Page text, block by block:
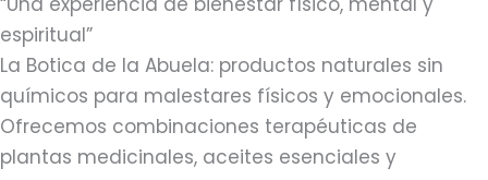
espiritual”
La Botica de la Abuela: productos naturales sin
químicos para malestares físicos y emocionales.
Ofrecemos combinaciones terapéuticas de
plantas medicinales, aceites esenciales y